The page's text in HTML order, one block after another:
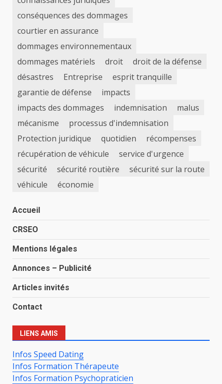
conséquences des dommages
courtier en assurance
dommages environnementaux
dommages matériels
droit
droit de la défense
désastres
Entreprise
esprit tranquille
garantie de défense
impacts
impacts des dommages
indemnisation
malus
mécanisme
processus d'indemnisation
Protection juridique
quotidien
récompenses
récupération de véhicule
service d'urgence
sécurité
sécurité routière
sécurité sur la route
véhicule
économie
Accueil
CRSEO
Mentions légales
Annonces – Publicité
Articles invités
Contact
LIENS AMIS
Infos Speed Dating
Infos Formation Thérapeute
Infos Formation Psychopraticien